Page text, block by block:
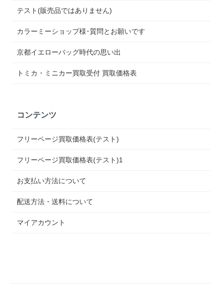
テスト(販売品ではありません)
カラーミーショップ様･質問とお願いです
京都イエローバッグ時代の思い出
トミカ・ミニカー買取受付 買取価格表
コンテンツ
フリーページ買取価格表(テスト)
フリーページ買取価格表(テスト)1
お支払い方法について
配送方法・送料について
マイアカウント